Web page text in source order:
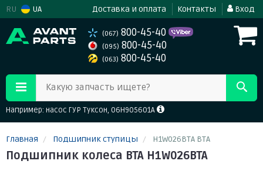
RU UA Доставка и оплата Контакты Вход
(067) 800-45-40
(095) 800-45-40
(063) 800-45-40
Какую запчасть ищете?
Например: насос ГУР Туксон, 06H905601A
Главная Подшипник ступицы H1W026BTA BTA
Подшипник колеса BTA H1W026BTA